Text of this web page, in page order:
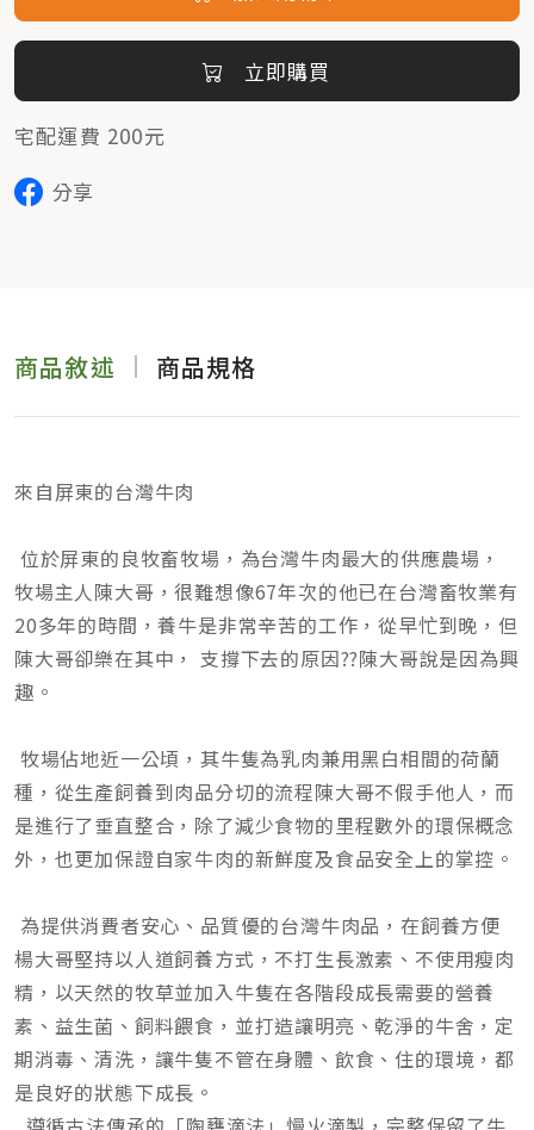
立即購買
宅配運費 200元
分享
商品敘述 商品規格
來自屏東的台灣牛肉
位於屏東的良牧畜牧場，為台灣牛肉最大的供應農場，
牧場主人陳大哥，很難想像67年次的他已在台灣畜牧業有
20多年的時間，養牛是非常辛苦的工作，從早忙到晚，但
陳大哥卻樂在其中， 支撐下去的原因??陳大哥說是因為興
趣。
牧場佔地近一公頃，其牛隻為乳肉兼用黑白相間的荷蘭
種，從生產飼養到肉品分切的流程陳大哥不假手他人，而
是進行了垂直整合，除了減少食物的里程數外的環保概念
外，也更加保證自家牛肉的新鮮度及食品安全上的掌控。
為提供消費者安心、品質優的台灣牛肉品，在飼養方便
楊大哥堅持以人道飼養方式，不打生長激素、不使用瘦肉
精，以天然的牧草並加入牛隻在各階段成長需要的營養
素、益生菌、飼料餵食，並打造讓明亮、乾淨的牛舍，定
期消毒、清洗，讓牛隻不管在身體、飲食、住的環境，都
是良好的狀態下成長。